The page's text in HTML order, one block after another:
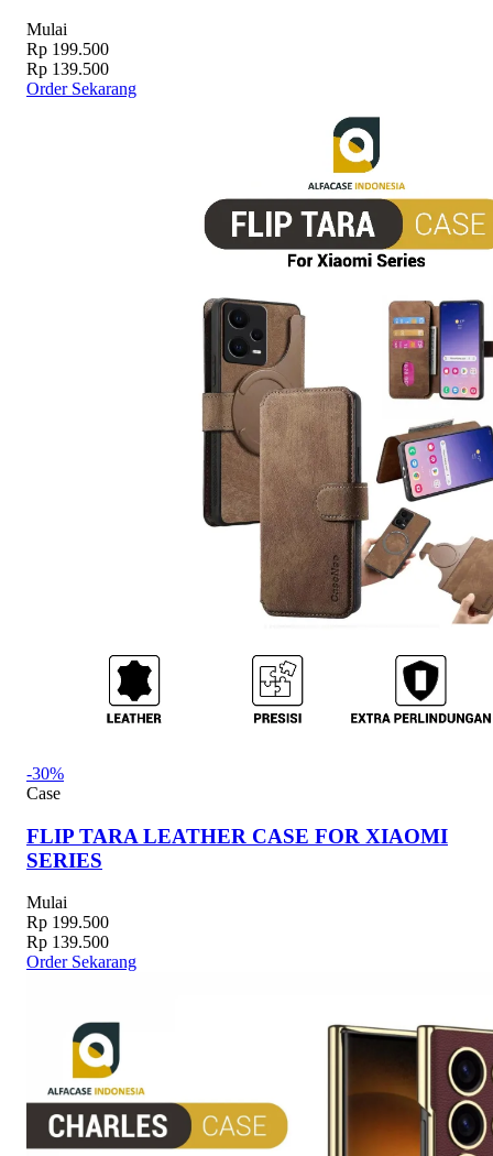
Mulai
Rp 199.500
Rp 139.500
Order Sekarang
-30%
Case
FLIP TARA LEATHER CASE FOR XIAOMI
SERIES
Mulai
Rp 199.500
Rp 139.500
Order Sekarang